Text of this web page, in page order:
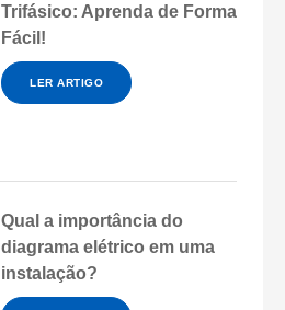
Trifásico: Aprenda de Forma
Fácil!
LER ARTIGO
Qual a importância do
diagrama elétrico em uma
instalação?